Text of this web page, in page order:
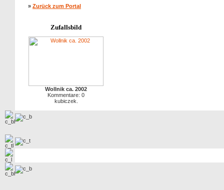
» Zurück zum Portal
Zufallsbild
Wollnik ca. 2002
Kommentare: 0
kubiczek.